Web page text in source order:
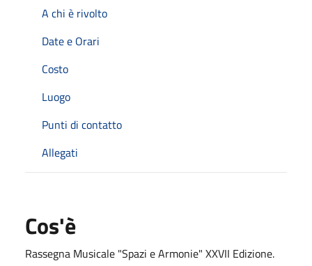
A chi è rivolto
Date e Orari
Costo
Luogo
Punti di contatto
Allegati
Cos'è
Rassegna Musicale "Spazi e Armonie" XXVII Edizione.